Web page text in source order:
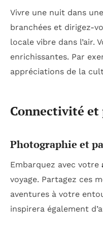
Vivre une nuit dans
branchées et dirigez-
locale vibre dans l’air.
enrichissantes. Par
appréciations de la
Connectivité et
Photographie et
Embarquez avec votre
voyage. Partagez ces
aventures à votre
inspirera également